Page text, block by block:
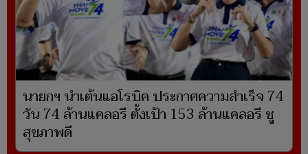
นายกฯ นำเต้นแอโรบิค ประกาศความสำเร็จ 74
วัน 74 ล้านแคลอรี ตั้งเป้า 153 ล้านแคลอรี ชู
สุขภาพดี